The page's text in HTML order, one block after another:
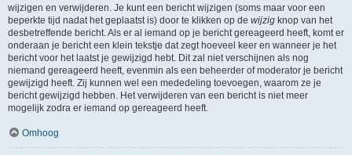
wijzigen en verwijderen. Je kunt een bericht wijzigen (soms maar voor een
beperkte tijd nadat het geplaatst is) door te klikken op de wijzig knop van het
desbetreffende bericht. Als er al iemand op je bericht gereageerd heeft, komt er
onderaan je bericht een klein tekstje dat zegt hoeveel keer en wanneer je het
bericht voor het laatst je gewijzigd hebt. Dit zal niet verschijnen als nog
niemand gereageerd heeft, evenmin als een beheerder of moderator je bericht
gewijzigd heeft. Zij kunnen wel een mededeling toevoegen, waarom ze je
bericht gewijzigd hebben. Het verwijderen van een bericht is niet meer
mogelijk zodra er iemand op gereageerd heeft.
Omhoog